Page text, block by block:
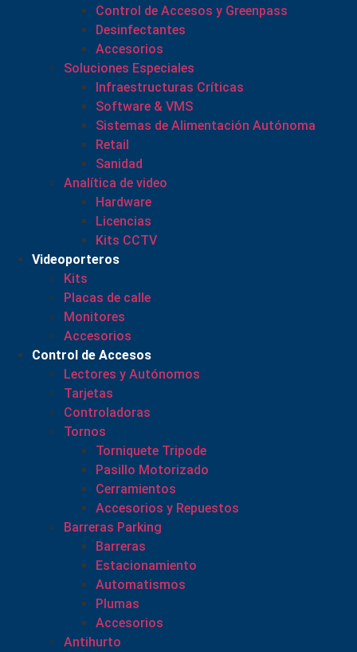
Control de Accesos y Greenpass
Desinfectantes
Accesorios
Soluciones Especiales
Infraestructuras Críticas
Software & VMS
Sistemas de Alimentación Autónoma
Retail
Sanidad
Analítica de video
Hardware
Licencias
Kits CCTV
Videoporteros
Kits
Placas de calle
Monitores
Accesorios
Control de Accesos
Lectores y Autónomos
Tarjetas
Controladoras
Tornos
Torniquete Tripode
Pasillo Motorizado
Cerramientos
Accesorios y Repuestos
Barreras Parking
Barreras
Estacionamiento
Automatismos
Plumas
Accesorios
Antihurto